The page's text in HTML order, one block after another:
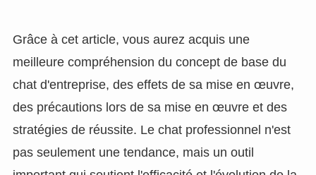
Grâce à cet article, vous aurez acquis une
meilleure compréhension du concept de base du
chat d'entreprise, des effets de sa mise en œuvre,
des précautions lors de sa mise en œuvre et des
stratégies de réussite. Le chat professionnel n'est
pas seulement une tendance, mais un outil